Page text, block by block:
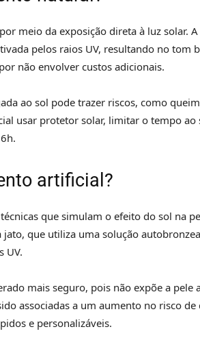
meio da exposição direta à luz solar.
pelos raios UV, resultando no tom
não envolver custos adicionais.
ao sol pode trazer riscos, como
usar protetor solar, limitar o tempo
artificial?
que simulam o efeito do sol na
que utiliza uma solução
UV.
mais seguro, pois não expõe a pele
associadas a um aumento no risco de
e personalizáveis.